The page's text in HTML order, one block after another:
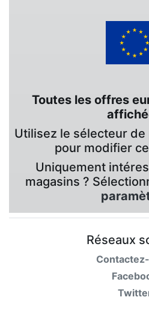
Toutes les offres
Utilisez le sélecteur de
pour modifier
Uniquement
magasins ?
Réseaux